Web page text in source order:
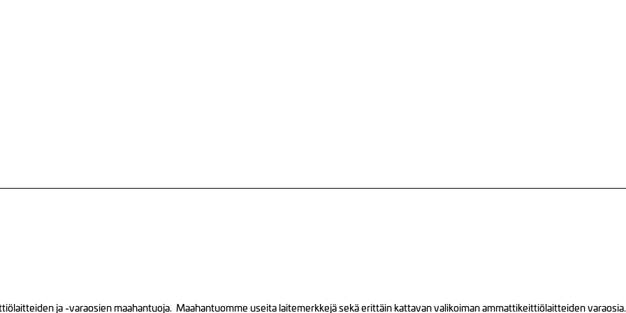
ja -varaosien maahantuoja. Maahantuomme useita laitemerkkejä sekä erittäin kattavan valikoiman ammattikeittiölaitteiden varaosia.